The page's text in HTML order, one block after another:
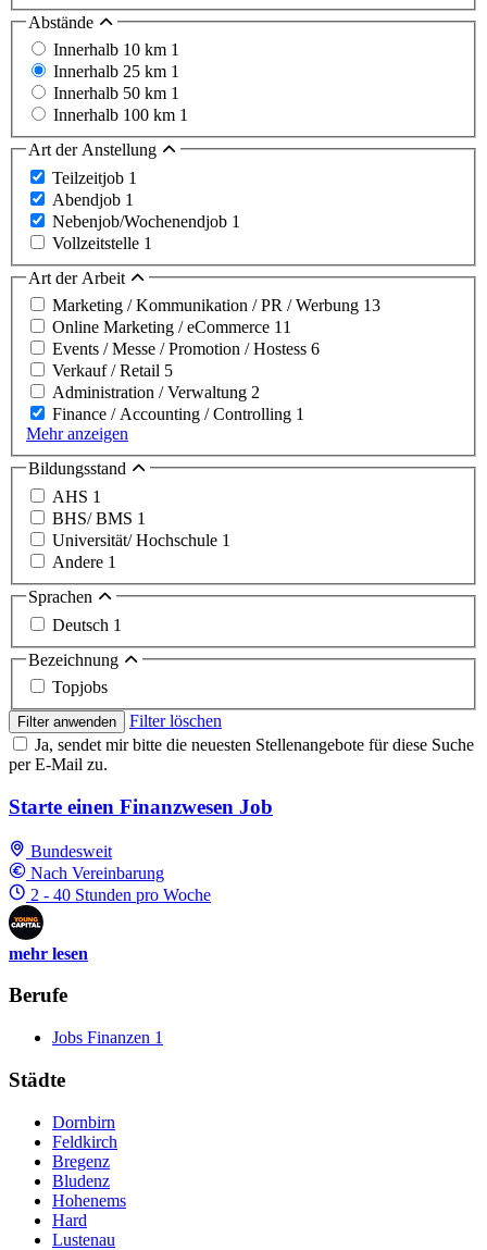
Abstände
Innerhalb 10 km 1
Innerhalb 25 km 1
Innerhalb 50 km 1
Innerhalb 100 km 1
Art der Anstellung
Teilzeitjob 1
Abendjob 1
Nebenjob/Wochenendjob 1
Vollzeitstelle 1
Art der Arbeit
Marketing / Kommunikation / PR / Werbung 13
Online Marketing / eCommerce 11
Events / Messe / Promotion / Hostess 6
Verkauf / Retail 5
Administration / Verwaltung 2
Finance / Accounting / Controlling 1
Mehr anzeigen
Bildungsstand
AHS 1
BHS/ BMS 1
Universität/ Hochschule 1
Andere 1
Sprachen
Deutsch 1
Bezeichnung
Topjobs
Filter anwenden
Filter löschen
Ja, sendet mir bitte die neuesten Stellenangebote für diese Suche
per E-Mail zu.
Starte einen Finanzwesen Job
Bundesweit
Nach Vereinbarung
2 - 40 Stunden pro Woche
mehr lesen
Berufe
Jobs Finanzen 1
Städte
Dornbirn
Feldkirch
Bregenz
Bludenz
Hohenems
Hard
Lustenau